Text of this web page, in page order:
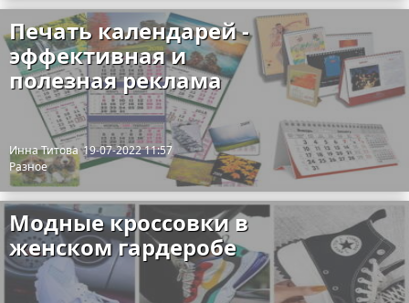
Печать календарей -
эффективная и
полезная реклама
Инна Титова 19-07-2022 11:57
Разное
Модные кроссовки в
женском гардеробе